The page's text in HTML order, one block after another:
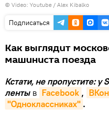
© Video: Youtube / Alex Kibalko
Подписаться
Как выглядит
машиниста поезда
Кстати, не пропустите:
ленты в Facebook ,
"Одноклассниках" .